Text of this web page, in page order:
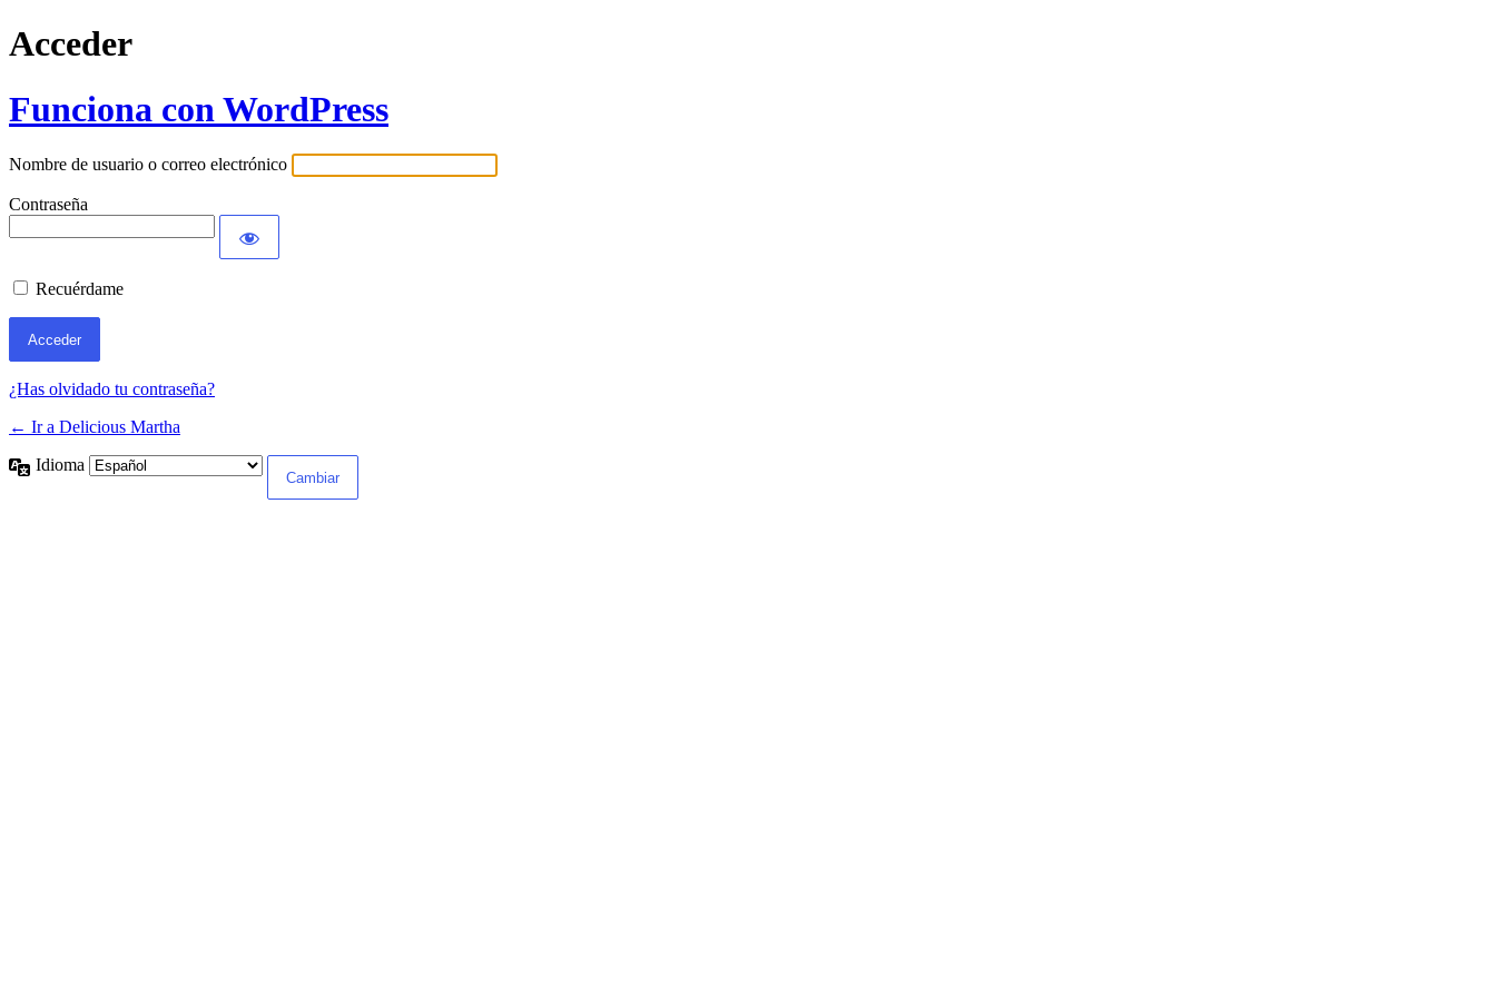
Acceder
Funciona con WordPress
Nombre de usuario o correo electrónico
Contraseña
Recuérdame
¿Has olvidado tu contraseña?
← Ir a Delicious Martha
Idioma